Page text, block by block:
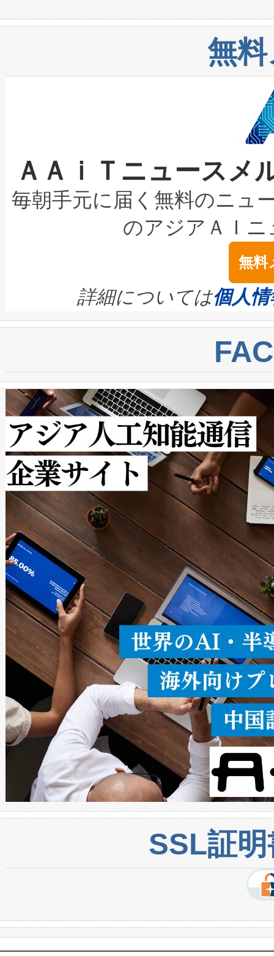
構造化トレーニングカリキュ
上げおよび商用化段階におけ
設備整備および立ち上げ調整
加組織は、Enzeneのバイオ
選定された製品について、自
取得できる可能性もあります
設には、3億～4億ドルかか
最高経営責任者（CEO）であ
す。「当社のfully-connected
ームを利用すれば、6,000万
きます。この効率性は、フェ
安全性を追跡し、確保する事
増加しているデータセンター
る電力網に大きな負担をかけ
事業者の負担軽減という課題
系統連系を迅速にし、ピーク
限を超えて利用可能な電力容
持できるよう貢献します。こ
ービスレベル契約（SLA）違
テリー性能の劣化によるダウ
念は、現在データセンターが
ます。 Voltaiq provides a
quality and reliability for AI
BESS stack to ensure battery
centers. Voltaiqは、ai&のAI
からシステム統合、試運転、
クルの各段階のデータを監視
[…]
や穀物倉庫におけるバルク材
リューション「Avia 2」を発
したAvia 2は、1,000メート
狭視野のFOVを切り替えるこ
ケーブル、枝などの細かな対
なレーザースポットにより、
な環境下でも豊かなディテー
キロメートル範囲を検出
LiDAR for Inspections,
は1535 nmレーザーを搭載。
イズの小径化を実現すること
す。ノーマルモードでは、
ートル先まで検出でき、これ
トに対して約600メートルに
では、反射率10％のターゲッ
で向上し、最大検知距離は
ットだけで最大1キロメート
ルの変電所周囲を監視でき、
作業と点群処理を簡素化でき
Avia 2は、2種類のFOVオプシ
× 80°のノーマルモード、長
ードを切り替えて使用するこ
ることなく、単一のデバイス
うにします。遠距離まで届く
密度なスキャ […]
無
ＡＡｉＴニュース
毎朝手元に届く無料のニュ
のアジアＡＩ
無料
詳細については個人
SSL証